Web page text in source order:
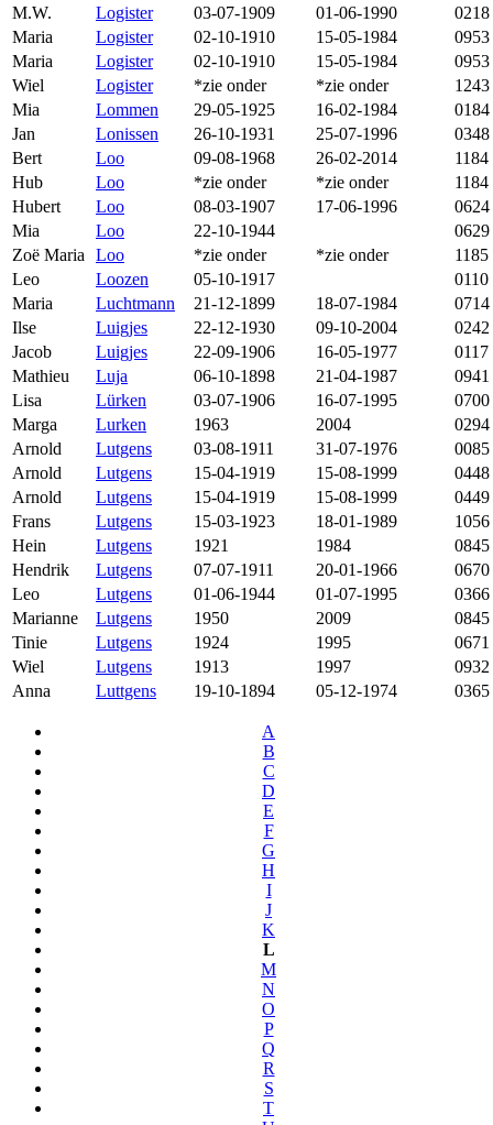
M.W.
Logister 03-07-1909 01-06-1990
0218
Maria
Logister 02-10-1910 15-05-1984
0953
Maria
Logister 02-10-1910 15-05-1984
0953
Wiel
Logister *zie onder *zie onder
1243
Mia
Lommen 29-05-1925 16-02-1984
0184
Jan
Lonissen 26-10-1931 25-07-1996
0348
Bert
Loo 09-08-1968 26-02-2014
1184
Hub
Loo *zie onder *zie onder
1184
Hubert
Loo 08-03-1907 17-06-1996
0624
Mia
Loo 22-10-1944
0629
Zoë Maria
Loo *zie onder *zie onder
1185
Leo
Loozen 05-10-1917
0110
Maria
Luchtmann 21-12-1899 18-07-1984
0714
Ilse
Luigjes 22-12-1930 09-10-2004
0242
Jacob
Luigjes 22-09-1906 16-05-1977
0117
Mathieu
Luja 06-10-1898 21-04-1987
0941
Lisa
Lürken 03-07-1906 16-07-1995
0700
Marga
Lurken 1963 2004
0294
Arnold
Lutgens 03-08-1911 31-07-1976
0085
Arnold
Lutgens 15-04-1919 15-08-1999
0448
Arnold
Lutgens 15-04-1919 15-08-1999
0449
Frans
Lutgens 15-03-1923 18-01-1989
1056
Hein
Lutgens 1921 1984
0845
Hendrik
Lutgens 07-07-1911 20-01-1966
0670
Leo
Lutgens 01-06-1944 01-07-1995
0366
Marianne
Lutgens 1950 2009
0845
Tinie
Lutgens 1924 1995
0671
Wiel
Lutgens 1913 1997
0932
Anna
Luttgens 19-10-1894 05-12-1974 0365
A
B
C
D
E
F
G
H
I
J
K
L
M
N
O
P
Q
R
S
T